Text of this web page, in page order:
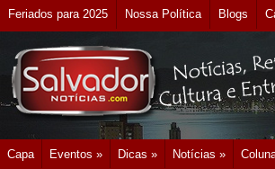
Feriados para 2025 Nossa Política Blogs
Capa Eventos » Dicas » Notícias »